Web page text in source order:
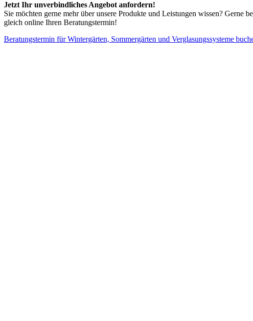
Jetzt Ihr unverbindliches Angebot anfordern!
Sie möchten gerne mehr über unsere Produkte und Leistungen wissen? Gerne
gleich online Ihren Beratungstermin!
Beratungstermin für Wintergärten, Sommergärten und Verglasungssysteme